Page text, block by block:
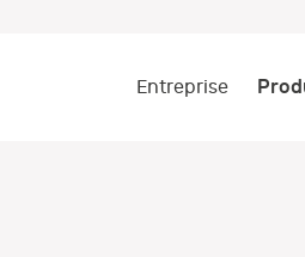
Entreprise